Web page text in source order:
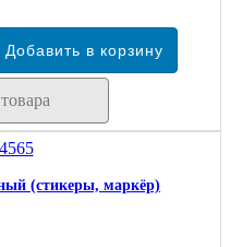
(стикеры, маркёр)